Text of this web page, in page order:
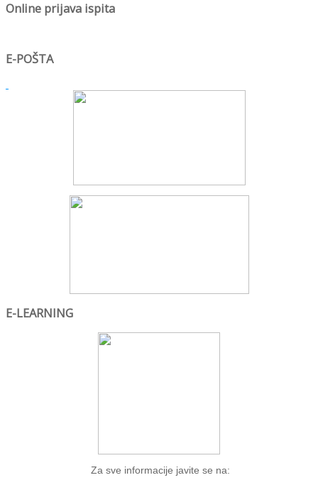
Online prijava ispita
E-POŠTA
E-LEARNING
Za sve informacije javite se na: